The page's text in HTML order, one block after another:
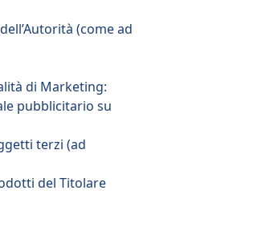
(come ad
di Marketing:
pubblicitario su
terzi (ad
del Titolare